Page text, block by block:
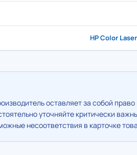
HP Color
оставляет за собой право
уточняйте критически
несоответствия в карточке